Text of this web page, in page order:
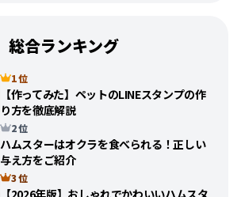
総合ランキング
1 位
【作ってみた】ペットのLINEスタンプの作
り方を徹底解説
2 位
ハムスターはオクラを食べられる！正しい
与え方をご紹介
3 位
【2026年版】おしゃれでかわいいハムスタ